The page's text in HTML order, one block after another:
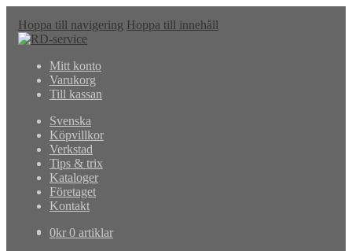
Hoppa till navigering Hoppa till innehåll
Mitt konto
Varukorg
Till kassan
Svenska
Köpvillkor
Verkstad
Tips & trix
Kataloger
Företaget
Kontakt
0kr 0 artiklar